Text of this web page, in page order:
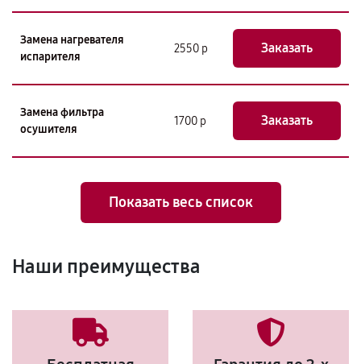
Замена нагревателя
испарителя
2550 р Заказать
Замена фильтра
осушителя
1700 р Заказать
Показать весь список
Наши преимущества